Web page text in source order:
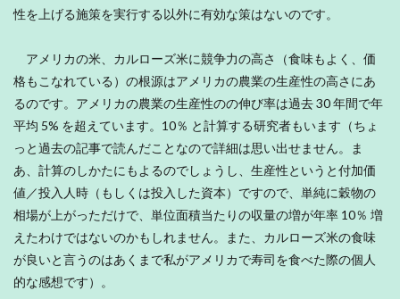
性を上げる施策を実行する以外に有効な策はないのです。
アメリカの米、カルローズ米に競争力の高さ（食味もよく、価
格もこなれている）の根源はアメリカの農業の生産性の高さにあ
るのです。アメリカの農業の生産性のの伸び率は過去 30 年間で年
平均 5% を超えています。10％ と計算する研究者もいます（ちょ
っと過去の記事で読んだことなので詳細は思い出せません。ま
あ、計算のしかたにもよるのでしょうし、生産性というと付加価
値／投入人時（もしくは投入した資本）ですので、単純に穀物の
相場が上がっただけで、単位面積当たりの収量の増が年率 10％ 増
えたわけではないのかもしれません。また、カルローズ米の食味
が良いと言うのはあくまで私がアメリカで寿司を食べた際の個人
的な感想です）。